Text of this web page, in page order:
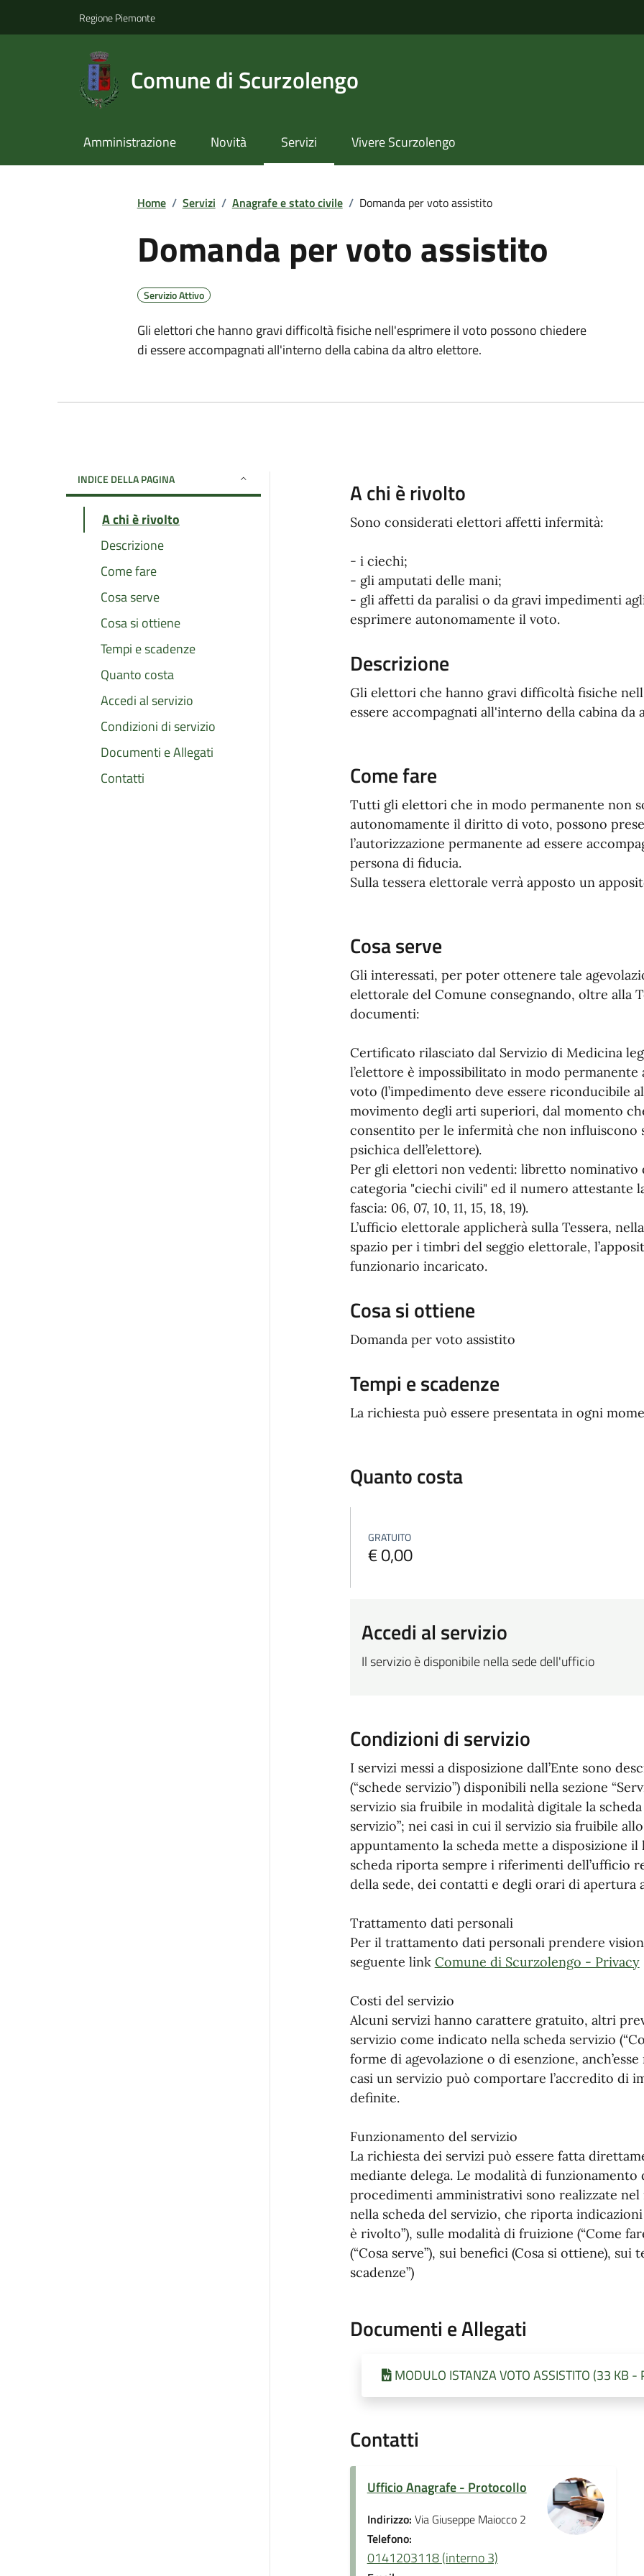
Regione Piemonte
Comune di Scurzolengo
Amministrazione Novità Servizi Vivere Scurzolengo
Home / Servizi / Anagrafe e stato civile / Domanda per voto assistito
Domanda per voto assistito
Servizio Attivo
Gli elettori che hanno gravi difficoltà fisiche nell'esprimere il voto possono chiedere
di essere accompagnati all'interno della cabina da altro elettore.
INDICE DELLA PAGINA
A chi è rivolto
Descrizione
Come fare
Cosa serve
Cosa si ottiene
Tempi e scadenze
Quanto costa
Accedi al servizio
Condizioni di servizio
Documenti e Allegati
Contatti
A chi è rivolto
Sono considerati elettori affetti infermità:
- i ciechi;
- gli amputati delle mani;
- gli affetti da paralisi o da gravi impedimenti
esprimere autonomamente il voto.
Descrizione
Gli elettori che hanno gravi difficoltà fisiche
essere accompagnati all'interno della cabina da
Come fare
Tutti gli elettori che in modo permanente non
autonomamente il diritto di voto, possono
l’autorizzazione permanente ad essere
persona di fiducia.
Sulla tessera elettorale verrà apposto un
Cosa serve
Gli interessati, per poter ottenere tale
elettorale del Comune consegnando, oltre alla
documenti:
Certificato rilasciato dal Servizio di Medicina
l’elettore è impossibilitato in modo
voto (l’impedimento deve essere riconducibile
movimento degli arti superiori, dal momento
consentito per le infermità che non influiscono
psichica dell’elettore).
Per gli elettori non vedenti: libretto nominativo
categoria "ciechi civili" ed il numero attestante
fascia: 06, 07, 10, 11, 15, 18, 19).
L’ufficio elettorale applicherà sulla Tessera,
spazio per i timbri del seggio elettorale,
funzionario incaricato.
Cosa si ottiene
Domanda per voto assistito
Tempi e scadenze
La richiesta può essere presentata in ogni
Quanto costa
GRATUITO
€ 0,00
Accedi al servizio
Il servizio è disponibile nella sede dell'ufficio
Condizioni di servizio
I servizi messi a disposizione dall’Ente sono
(“schede servizio”) disponibili nella sezione
servizio sia fruibile in modalità digitale la
servizio”; nei casi in cui il servizio sia fruibile
appuntamento la scheda mette a disposizione il
scheda riporta sempre i riferimenti dell’ufficio
della sede, dei contatti e degli orari di apertura
Trattamento dati personali
Per il trattamento dati personali prendere
seguente link Comune di Scurzolengo - Privacy
Costi del servizio
Alcuni servizi hanno carattere gratuito, altri
servizio come indicato nella scheda servizio
forme di agevolazione o di esenzione,
casi un servizio può comportare l’accredito di
definite.
Funzionamento del servizio
La richiesta dei servizi può essere fatta
mediante delega. Le modalità di
procedimenti amministrativi sono realizzate
nella scheda del servizio, che riporta
è rivolto”), sulle modalità di fruizione (“Come
(“Cosa serve”), sui benefici (Cosa si ottiene),
scadenze”)
Documenti e Allegati
MODULO ISTANZA VOTO ASSISTITO (33
Contatti
Ufficio Anagrafe - Protocollo
Indirizzo: Via Giuseppe Maiocco 2
Telefono:
0141203118 (interno 3)